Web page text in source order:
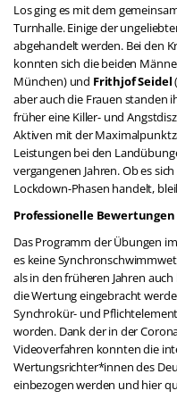
Los ging es mit dem
Turnhalle. Einige der
abgehandelt werden. Bei den
konnten sich die beiden
München) und Frithjof Seidel
aber auch die Frauen standen
früher eine Killer- und
Aktiven mit der
Leistungen bei den
vergangenen Jahren. Ob es
Lockdown-Phasen handelt,
Professionelle
Das Programm der Übungen
es keine
als in den früheren Jahren
die Wertung eingebracht
Synchrokür- und
worden. Dank der in der
Videoverfahren konnten die
Wertungsrichter*innen des
einbezogen werden und hier